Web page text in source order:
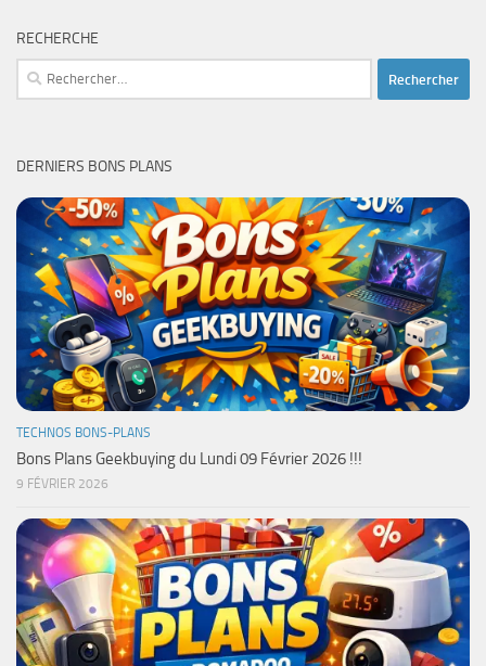
RECHERCHE
Rechercher :
DERNIERS BONS PLANS
TECHNOS BONS-PLANS
Bons Plans Geekbuying du Lundi 09 Février 2026 !!!
9 FÉVRIER 2026